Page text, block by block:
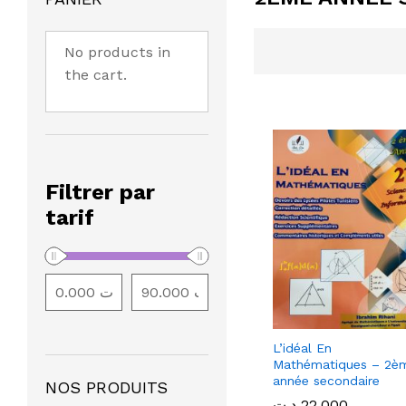
L’idéal En
Mathématiques –
année secondaire
No products in
the cart.
Filtrer par
tarif
NOS PRODUITS